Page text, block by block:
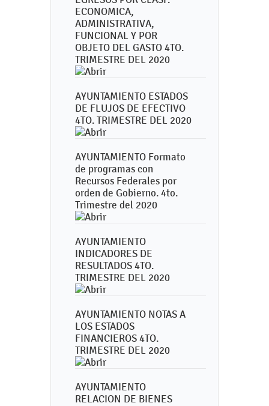
ECONOMICA,
ADMINISTRATIVA,
FUNCIONAL Y POR
OBJETO DEL GASTO 4TO.
TRIMESTRE DEL 2020
AYUNTAMIENTO ESTADOS
DE FLUJOS DE EFECTIVO
4TO. TRIMESTRE DEL 2020
AYUNTAMIENTO Formato
de programas con
Recursos Federales por
orden de Gobierno. 4to.
Trimestre del 2020
AYUNTAMIENTO
INDICADORES DE
RESULTADOS 4TO.
TRIMESTRE DEL 2020
AYUNTAMIENTO NOTAS A
LOS ESTADOS
FINANCIEROS 4TO.
TRIMESTRE DEL 2020
AYUNTAMIENTO
RELACION DE BIENES